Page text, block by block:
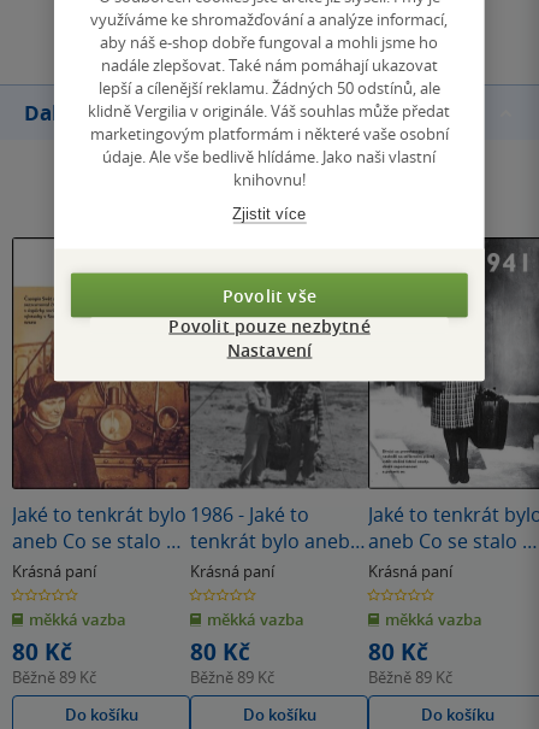
Přidat hodnocení
Další knihy autora
Jaké to tenkrát bylo
aneb Co se stalo v
roce, kdy jste se
narodili 1946
Krásná paní
0.0
z
5
hvězdiček
měkká vazba
80 Kč
Běžně 89 Kč
Do košíku
1986 - Jaké to
tenkrát bylo aneb
Co se stalo v roce,
kdy jste se narodili
Krásná paní
0.0
z
5
hvězdiček
měkká vazba
80 Kč
Běžně 89 Kč
Do košíku
Jaké to tenkrát
aneb Co se stalo v
roce, kdy jste se
narodili 1941
Krásná paní
0.0
z
5
hvězdiček
měkká vazba
80 Kč
Běžně 89 Kč
Do košíku
využíváme ke shromažďování a analýze informací,
aby náš e-shop dobře fungoval a mohli jsme ho
nadále zlepšovat. Také nám pomáhají ukazovat
lepší a cílenější reklamu. Žádných 50 odstínů, ale
klidně Vergilia v originále. Váš souhlas může předat
marketingovým platformám i některé vaše osobní
údaje. Ale vše bedlivě hlídáme. Jako naši vlastní
knihovnu!
Zjistit více
Povolit vše
Povolit pouze nezbytné
Nastavení